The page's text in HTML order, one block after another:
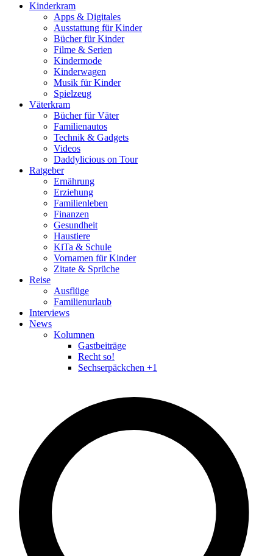
Kinderkram
Apps & Digitales
Ausstattung für Kinder
Bücher für Kinder
Filme & Serien
Kindermode
Kinderwagen
Musik für Kinder
Spielzeug
Väterkram
Bücher für Väter
Familienautos
Technik & Gadgets
Videos
Daddylicious on Tour
Ratgeber
Ernährung
Erziehung
Familienleben
Finanzen
Gesundheit
Haustiere
KiTa & Schule
Vornamen für Kinder
Zitate & Sprüche
Reise
Ausflüge
Familienurlaub
Interviews
News
Kolumnen
Gastbeiträge
Recht so!
Sechserpäckchen +1